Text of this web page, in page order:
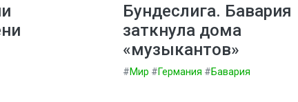
Бундеслига. Бавария
заткнула дома
«музыкантов»
#Мир #Германия #Бавария